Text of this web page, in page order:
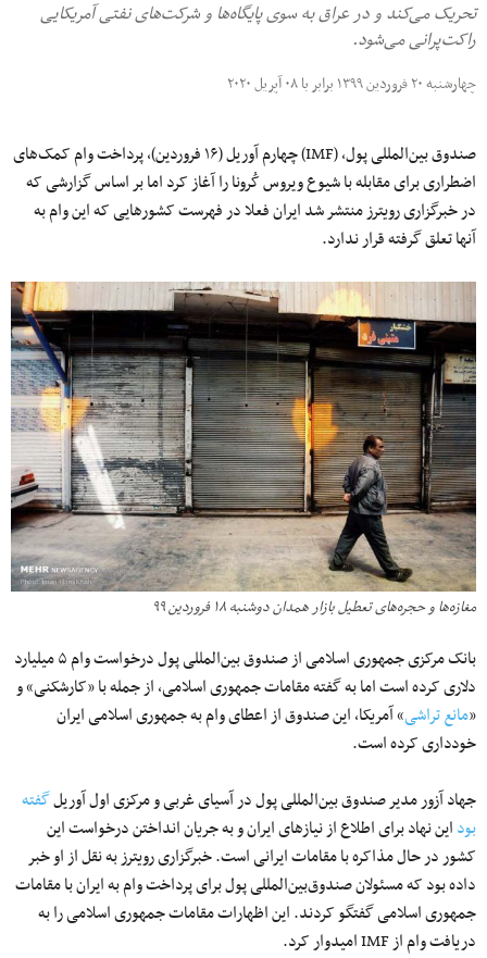
تحریک می‌کند و در عراق به سوی پایگاه‌ها و شرکت‌های نفتی آمریکایی
راکت‌پرانی می‌‌شود.
چهارشنبه ۲۰ فروردین ۱۳۹۹ برابر با ۰۸ آپریل ۲۰۲۰
صندوق بین‌المللی پول، (IMF) چهارم آوریل (۱۶ فروردین)، پرداخت وام کمک‌های
اضطراری برای مقابله با شیوع ویروس کُرونا را آغاز کرد اما بر اساس گزارشی که
در خبرگزاری رویترز منتشر شد ایران فعلا در فهرست کشورهایی که این وام به
آنها تعلق گرفته قرار ندارد.
مغازه‌‌ها و حجره‌‌های تعطیل بازار همدان دوشنبه ۱۸ فروردین ۹۹
بانک مرکزی جمهوری اسلامی از صندوق بین‌المللی پول درخواست وام ۵ میلیارد
دلاری کرده است اما به گفته مقامات جمهوری اسلامی، از جمله با «کارشکنی» و
«مانع تراشی» آمریکا، این صندوق از اعطای وام به جمهوری اسلامی ایران
خودداری کرده است.
جهاد آزور مدیر صندوق بین‌المللی پول در آسیای غربی و مرکزی اول آوریلگفته
بوداین نهاد برای اطلاع از نیازهای ایران و به جریان انداختن درخواست این
کشور در حال مذاکره با مقامات ایرانی است. خبرگزاری رویترز به نقل از او خبر
داده بود که مسئولان صندوق‌‌بین‌‌المللی پول برای پرداخت وام به ایران با مقامات
جمهوری اسلامی گفتگو کردند. این اظهارات مقامات جمهوری اسلامی را به
دریافت وام از IMF امیدوار کرد.